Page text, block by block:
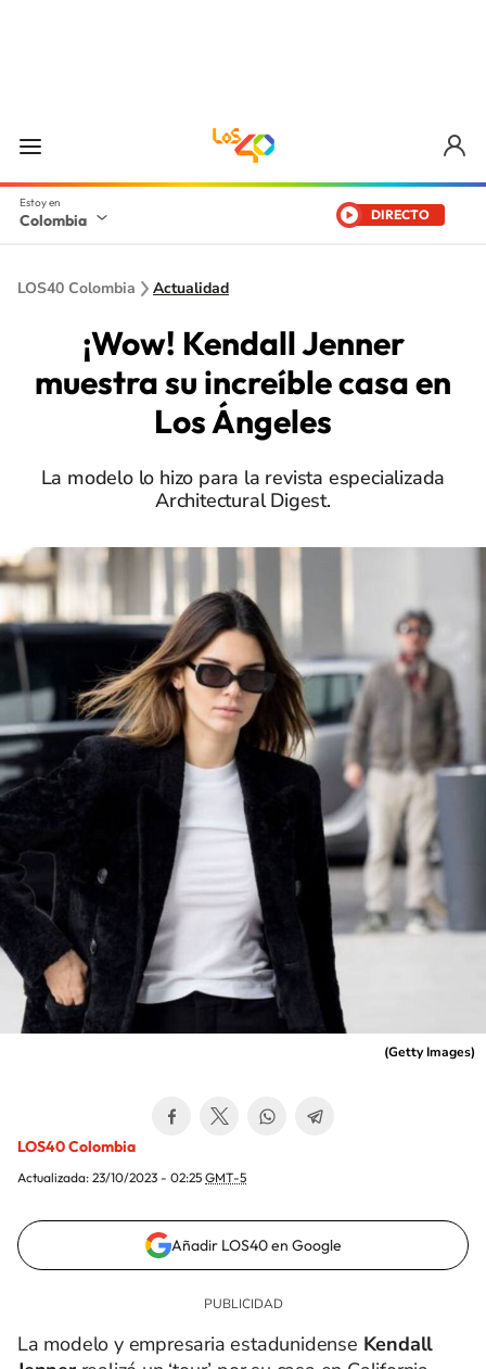
Colombia DIRECTO
LOS40 Colombia Actualidad
¡Wow! Kendall Jenner
muestra su increíble casa en
Los Ángeles
La modelo lo hizo para la revista especializada
Architectural Digest.
(Getty Images)
LOS40 Colombia
Actualizada: 23/10/2023 - 02:25 GMT-5
Añadir LOS40 en Google
La modelo y empresaria estadunidense Kendall